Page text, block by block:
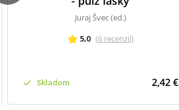
Juraj Švec (ed.)
5,0 (6 recenzií)
Skladom 2,42 €